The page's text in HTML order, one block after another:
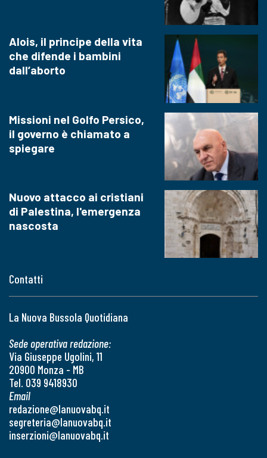
Contatti
La Nuova Bussola Quotidiana
Sede operativa redazione:
Via Giuseppe Ugolini, 11
20900 Monza - MB
Tel. 039 9418930
Email
redazione@lanuovabq.it
segreteria@lanuovabq.it
inserzioni@lanuovabq.it
Alois, il principe della vita
che difende i bambini
dall’aborto
Missioni nel Golfo Persico,
il governo è chiamato a
spiegare
Nuovo attacco ai cristiani
di Palestina, l'emergenza
nascosta